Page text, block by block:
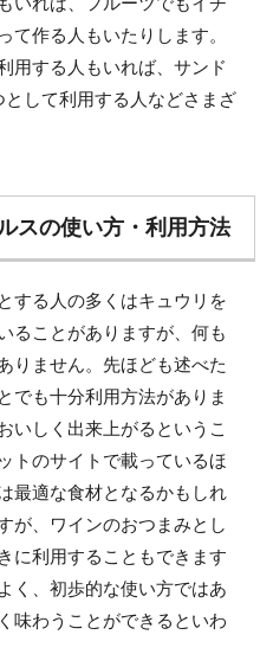
て作る人もいたりします。
用する人もいれば、サンド
して利用する人などさまざ
スの使い方・利用方法
する人の多くはキュウリを
ることがありますが、何も
りません。先ほども述べた
でも十分利用方法がありま
いしく出来上がるというこ
トのサイトで載っているほ
最適な食材となるかもしれ
が、ワインのおつまみとし
に利用することもできます
く、初歩的な使い方ではあ
味わうことができるといわ